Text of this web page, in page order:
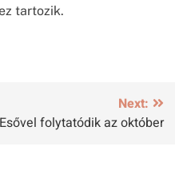
tartozik.
Next:
Esővel folytatódik az október